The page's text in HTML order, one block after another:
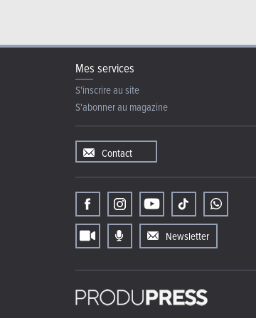
Mes services
S'inscrire au site
S'abonner au magazine
Contact
Newsletter